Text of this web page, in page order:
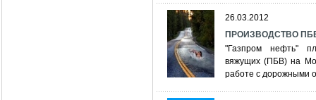
26.03.2012
ПРОИЗВОДСТВО
"Газпром нефть"
вяжущих (ПБВ) на
работе с дорожными